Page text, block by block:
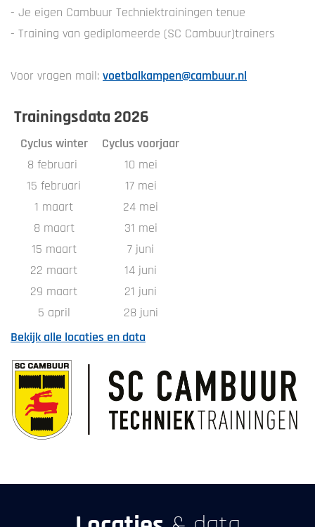
- Je eigen Cambuur Techniektrainingen tenue
- Training van gediplomeerde (SC Cambuur)trainers
Voor vragen mail: voetbalkampen@cambuur.nl
Trainingsdata 2026
Cyclus winter
Cyclus voorjaar
8 februari
10 mei
15 februari
17 mei
1 maart
24 mei
8 maart
31 mei
15 maart
7 juni
22 maart
14 juni
29 maart
21 juni
5 april
28 juni
Bekijk alle locaties en data